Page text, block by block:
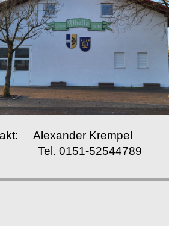
Alexander Krempel
Tel. 0151-52544789